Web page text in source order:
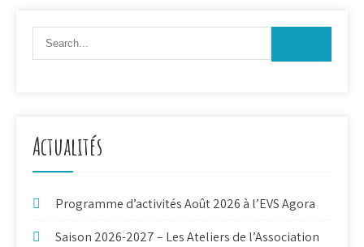
publications
Actualités
Programme d’activités Août 2026 à l’EVS Agora
Saison 2026-2027 – Les Ateliers de l’Association